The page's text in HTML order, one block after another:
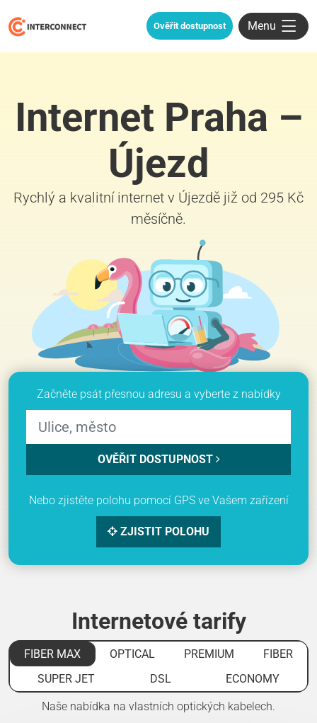
Ověřit dostupnost Menu
Internet Praha –
Újezd
Rychlý a kvalitní internet v Újezdě již od 295 Kč
měsíčně.
Začněte psát přesnou adresu a vyberte z nabídky
OVĚŘIT DOSTUPNOST
Nebo zjistěte polohu pomocí GPS ve Vašem zařízení
ZJISTIT POLOHU
Internetové tarify
FIBER MAX OPTICAL PREMIUM
FIBER
SUPER JET
DSL ECONOMY
Naše nabídka na vlastních optických kabelech.